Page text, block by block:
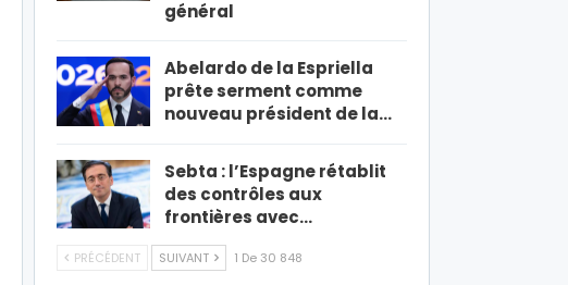
général
Abelardo de la Espriella
prête serment comme
nouveau président de la…
Sebta : l’Espagne rétablit
des contrôles aux
frontières avec…
PRÉCÉDENT SUIVANT 1 De 30 848